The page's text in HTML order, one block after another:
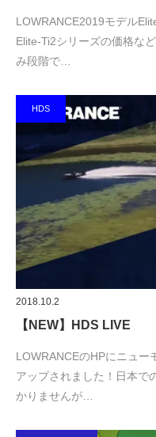
LOWRANCE2019モデル
Elite-Ti2シリーズの価格な
み段階で…
HDS
2018.10.2
【NEW】HDS LIVE
LOWRANCEのHPにニュー
アップされました！日本で
かりませんが…